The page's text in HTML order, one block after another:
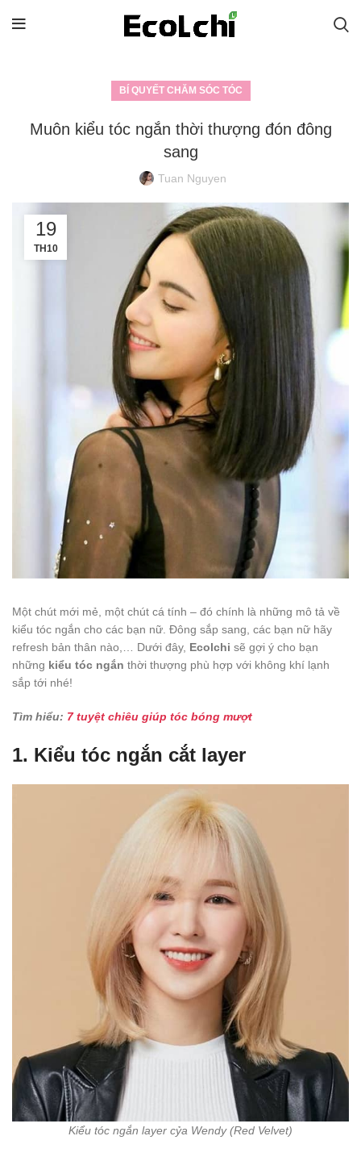
BÍ QUYẾT CHĂM SÓC TÓC
Muôn kiểu tóc ngắn thời thượng đón đông
sang
Tuan Nguyen
19
TH10
Một chút mới mẻ, một chút cá tính – đó chính là những mô tả về
kiểu tóc ngắn cho các bạn nữ. Đông sắp sang, các bạn nữ hãy
refresh bản thân nào,… Dưới đây, Ecolchi sẽ gợi ý cho bạn
những kiểu tóc ngắn thời thượng phù hợp với không khí lạnh
sắp tới nhé!
Tìm hiểu: 7 tuyệt chiêu giúp tóc bóng mượt
1. Kiểu tóc ngắn cắt layer
Kiểu tóc ngắn layer cỷa Wendy (Red Velvet)